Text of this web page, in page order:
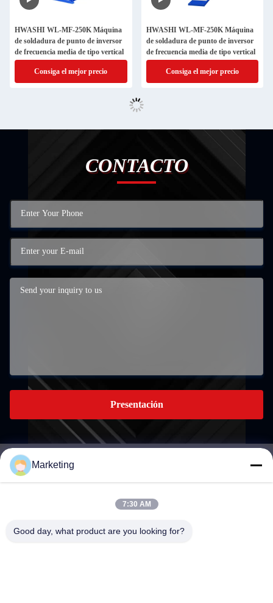
HWASHI WL-MF-250K Máquina
de soldadura de punto de inversor
de frecuencia media de tipo vertical
Consiga el mejor precio
HWASHI WL-MF-250K Máquina
de soldadura de punto de inversor
de frecuencia media de tipo vertical
Consiga el mejor precio
CONTACTO
Presentación
marketing@hwashi.com
Marketing
7:30 AM
Good day, what product are you looking for?